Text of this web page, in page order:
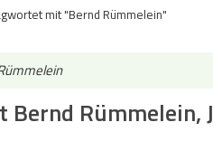
mit "Bernd Rümmelein"
Rümmelein,